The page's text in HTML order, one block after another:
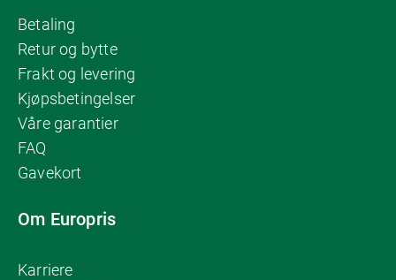
Betaling
Retur og bytte
Frakt og levering
Kjøpsbetingelser
Våre garantier
FAQ
Gavekort
Om Europris
Karriere